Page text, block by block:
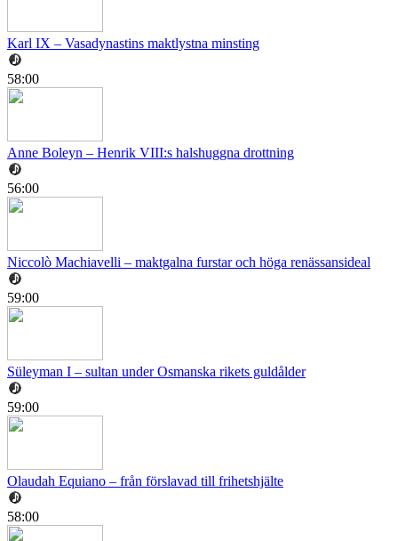
Karl IX – Vasadynastins maktlystna minsting
58:00
Anne Boleyn – Henrik VIII:s halshuggna drottning
56:00
Niccolò Machiavelli – maktgalna furstar och höga renässansideal
59:00
Süleyman I – sultan under Osmanska rikets guldålder
59:00
Olaudah Equiano – från förslavad till frihetshjälte
58:00